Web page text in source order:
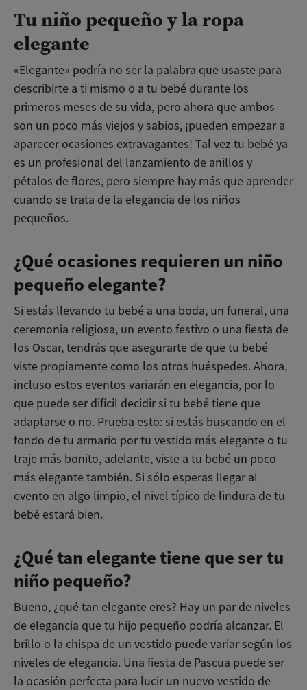
Tu niño pequeño y la ropa
elegante
«Elegante» podría no ser la palabra que usaste para
describirte a ti mismo o a tu bebé durante los
primeros meses de su vida, pero ahora que ambos
son un poco más viejos y sabios, ¡pueden empezar a
aparecer ocasiones extravagantes! Tal vez tu bebé ya
es un profesional del lanzamiento de anillos y
pétalos de flores, pero siempre hay más que aprender
cuando se trata de la elegancia de los niños
pequeños.
¿Qué ocasiones requieren un niño
pequeño elegante?
Si estás llevando tu bebé a una boda, un funeral, una
ceremonia religiosa, un evento festivo o una fiesta de
los Oscar, tendrás que asegurarte de que tu bebé
viste propiamente como los otros huéspedes. Ahora,
incluso estos eventos variarán en elegancia, por lo
que puede ser difícil decidir si tu bebé tiene que
adaptarse o no. Prueba esto: si estás buscando en el
fondo de tu armario por tu vestido más elegante o tu
traje más bonito, adelante, viste a tu bebé un poco
más elegante también. Si sólo esperas llegar al
evento en algo limpio, el nivel típico de lindura de tu
bebé estará bien.
¿Qué tan elegante tiene que ser tu
niño pequeño?
Bueno, ¿qué tan elegante eres? Hay un par de niveles
de elegancia que tu hijo pequeño podría alcanzar. El
brillo o la chispa de un vestido puede variar según los
niveles de elegancia. Una fiesta de Pascua puede ser
la ocasión perfecta para lucir un nuevo vestido de